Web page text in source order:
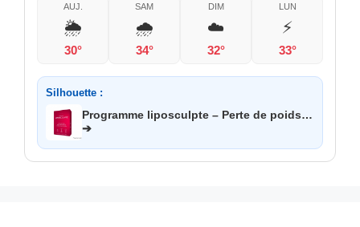
AUJ.
🌦️
30°
SAM
🌧️
34°
DIM
☁️
32°
LUN
⚡
33°
Silhouette :
Programme liposculpte – Perte de poids…
➔